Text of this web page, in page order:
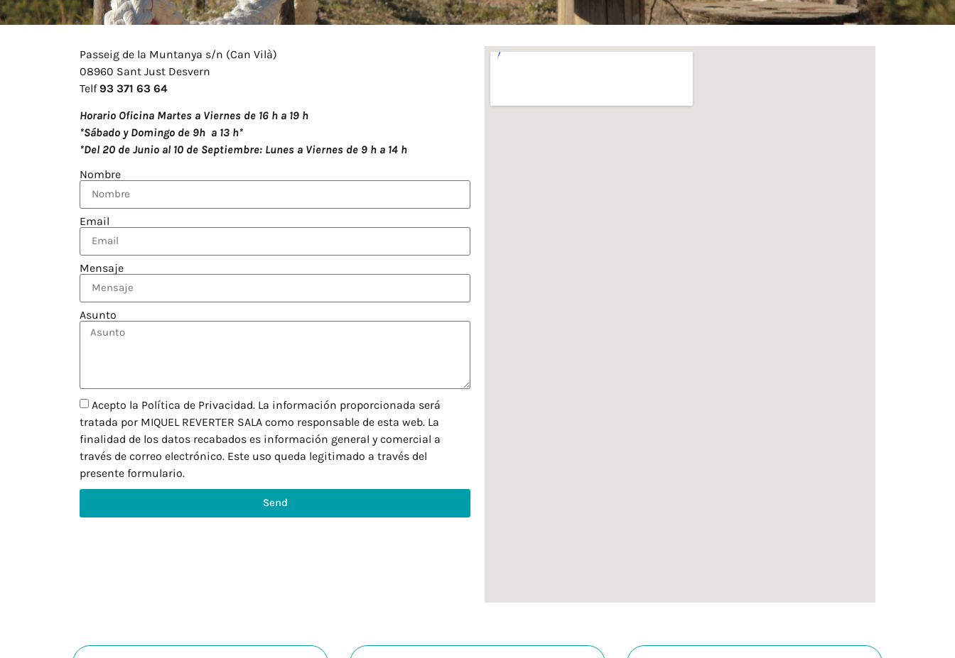
Passeig de la Muntanya s/n (Can Vilà)
08960 Sant Just Desvern
Telf93 371 63 64
Horario Oficina Martes a Viernes de 16 h a 19 h
*Sábado y Domingo de 9h a 13 h*
*Del 20 de Junio ​​al 10 de Septiembre: Lunes a Viernes de 9 h a 14 h
Nombre
Email
Mensaje
Asunto
Acepto la Política de Privacidad. La información proporcionada será
tratada por MIQUEL REVERTER SALA como responsable de esta web. La
finalidad de los datos recabados es información general y comercial a
través de correo electrónico. Este uso queda legitimado a través del
presente formulario.
Send